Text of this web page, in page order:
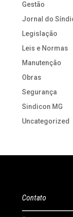
Gestão
Jornal do
Legislação
Leis e Normas
Manutenção
Obras
Segurança
Sindicon MG
Uncategorized
Contato